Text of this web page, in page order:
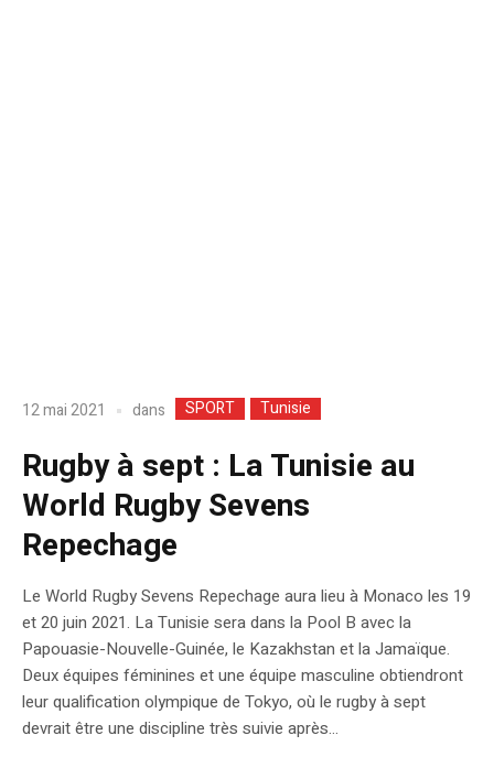
12 mai 2021 dans SPORT Tunisie
Rugby à sept : La Tunisie au
World Rugby Sevens
Repechage
Le World Rugby Sevens Repechage aura lieu à Monaco les 19
et 20 juin 2021. La Tunisie sera dans la Pool B avec la
Papouasie-Nouvelle-Guinée, le Kazakhstan et la Jamaïque.
Deux équipes féminines et une équipe masculine obtiendront
leur qualification olympique de Tokyo, où le rugby à sept
devrait être une discipline très suivie après...